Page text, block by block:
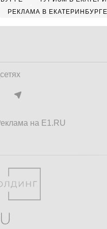
РЕКЛАМА В ЕКАТЕРИНБУРГЕ
на E1.RU